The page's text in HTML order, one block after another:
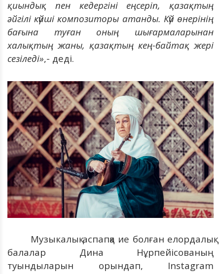
қиындық пен кедергіні еңсеріп, қазақтың
әйгілі күйші композиторы атанды. Күй өнерінің
бағына туған оның шығармаларынан
халықтың жаны, қазақтың кең-байтақ жері
сезіледі»,- деді.
Музыкалық аспапқа ие болған елордалық
балалар Дина Нұрпейісованың
туындыларын орындап, Instagram